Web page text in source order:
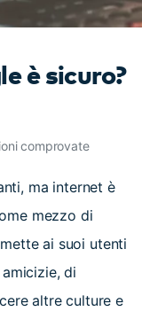
è sicuro?
comprovate
ma internet è
mezzo di
ai suoi utenti
di
altre culture e